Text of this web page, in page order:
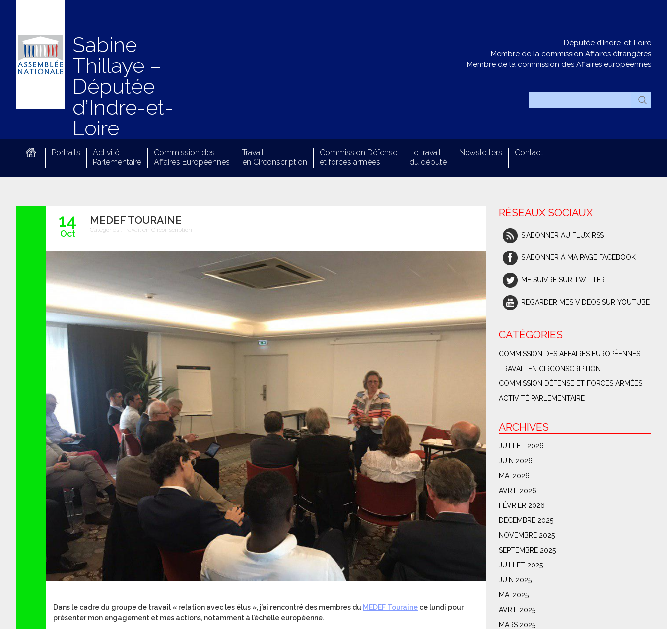
Sabine
Thillaye –
Députée
d’Indre-et-
Loire
Députée d'Indre-et-Loire
Membre de la commission Affaires étrangères
Membre de la commission des Affaires européennes
Portraits
Activité
Parlementaire
Commission des
Affaires Européennes
Travail
en Circonscription
Commission Défense
et forces armées
Le travail
du député
Newsletters Contact
14
Oct
MEDEF TOURAINE
Catégories : Travail en Circonscription
Dans le cadre du groupe de travail « relation avec les élus », j’ai rencontré des membres du MEDEF Touraine ce lundi pour
présenter mon engagement et mes actions, notamment à l’échelle européenne.
RÉSEAUX SOCIAUX
S'ABONNER AU FLUX RSS
S'ABONNER À MA PAGE FACEBOOK
ME SUIVRE SUR TWITTER
REGARDER MES VIDÉOS SUR YOUTUBE
CATÉGORIES
COMMISSION DES AFFAIRES EUROPÉENNES
TRAVAIL EN CIRCONSCRIPTION
COMMISSION DÉFENSE ET FORCES ARMÉES
ACTIVITÉ PARLEMENTAIRE
ARCHIVES
JUILLET 2026
JUIN 2026
MAI 2026
AVRIL 2026
FÉVRIER 2026
DÉCEMBRE 2025
NOVEMBRE 2025
SEPTEMBRE 2025
JUILLET 2025
JUIN 2025
MAI 2025
AVRIL 2025
MARS 2025